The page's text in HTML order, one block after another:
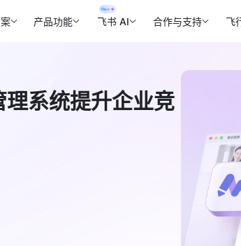
产品功能 飞书 AI 合作与支持 飞
系统提升企业竞